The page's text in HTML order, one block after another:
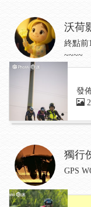
沃荷
終點前
~~~~
發
獨行
GPS